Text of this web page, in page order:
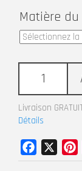
Matière du
Livraison
Détails
Facebook